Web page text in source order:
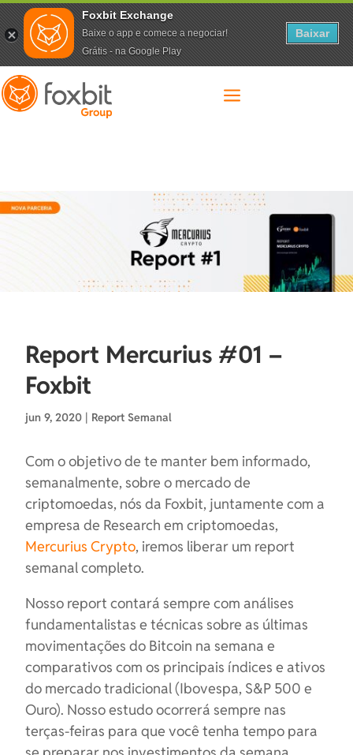
a
Report Mercurius #01 –
Foxbit
jun 9, 2020 | Report Semanal
Com o objetivo de te manter bem informado,
semanalmente, sobre o mercado de
criptomoedas, nós da Foxbit, juntamente com a
empresa de Research em criptomoedas,
Mercurius Crypto, iremos liberar um report
semanal completo.
Nosso report contará sempre com análises
fundamentalistas e técnicas sobre as últimas
movimentações do Bitcoin na semana e
comparativos com os principais índices e ativos
do mercado tradicional (Ibovespa, S&P 500 e
Ouro). Nosso estudo ocorrerá sempre nas
terças-feiras para que você tenha tempo para
Foxbit Exchange
Baixe o app e comece a negociar!
Grátis - na Google Play
Baixar